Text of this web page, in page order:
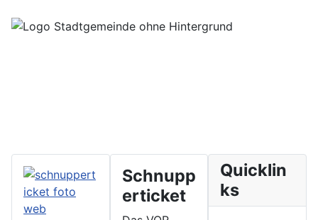
Schnupp
erticket
Quicklin
ks